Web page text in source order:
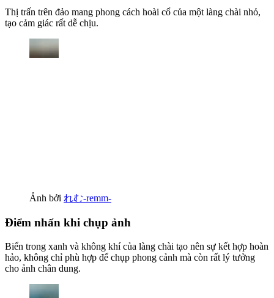
Thị trấn trên đảo mang phong cách hoài cổ của một làng chài nhỏ,
tạo cảm giác rất dễ chịu.
Ảnh bởi れむ-remm-
Điểm nhấn khi chụp ảnh
Biển trong xanh và không khí của làng chài tạo nên sự kết hợp hoàn
hảo, không chỉ phù hợp để chụp phong cảnh mà còn rất lý tưởng
cho ảnh chân dung.